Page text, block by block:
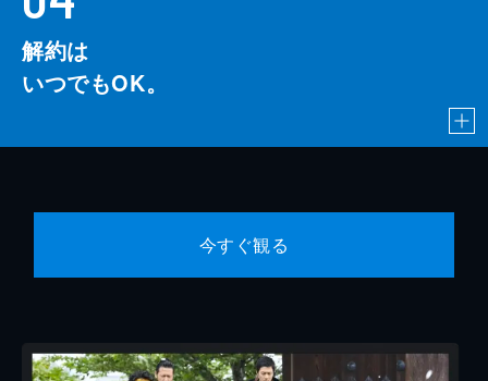
解約は
いつでもOK。
今すぐ観る